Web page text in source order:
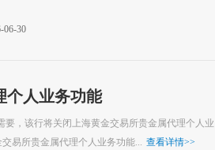
06-30
个人业务功能
要，该行将关闭上海黄金交易所贵金属代理个人业
易所贵金属代理个人业务功能...
查看详情>>